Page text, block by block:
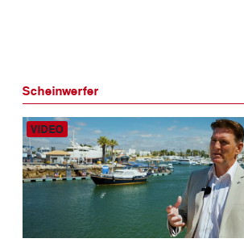
Scheinwerfer